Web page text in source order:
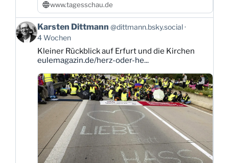
www.tagesschau.de
Beitrag
von
Karsten
Dittmann
Bluesky
ansehen
Karsten Dittmann @dittmann.bsky.social
4 Wochen
Kleiner Rückblick auf Erfurt und die Kirchen
eulemagazin.de/herz-oder-he...